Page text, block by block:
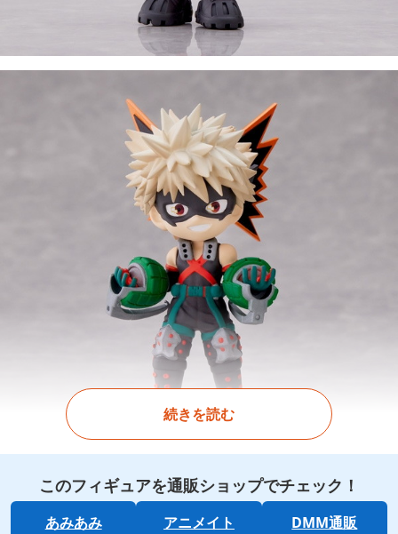
続きを読む
このフィギュアを通販ショップでチェック！
あみあみ アニメイト DMM通販